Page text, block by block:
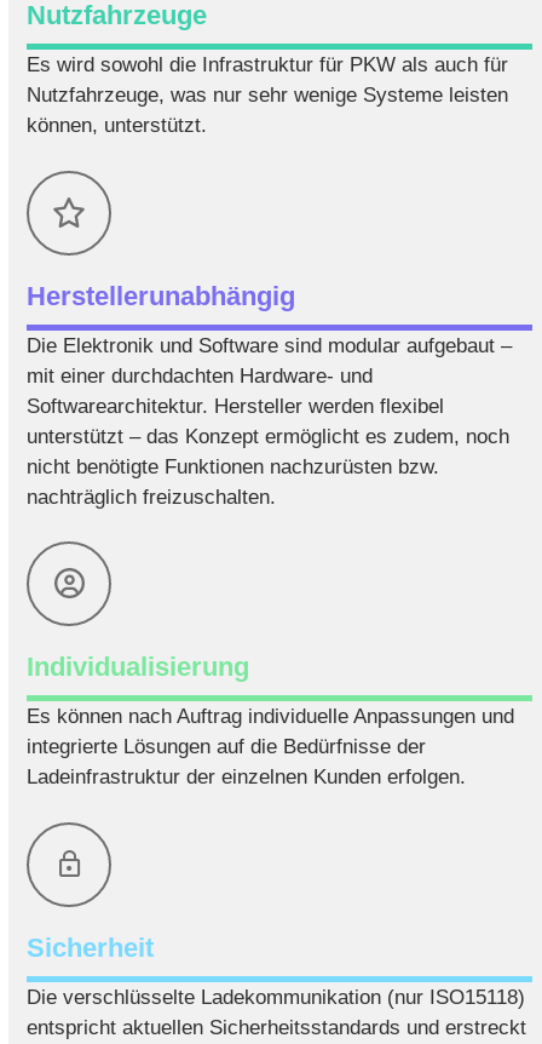
Nutzfahrzeuge
Es wird sowohl die Infrastruktur für PKW als auch für
Nutzfahrzeuge, was nur sehr wenige Systeme leisten
können, unterstützt.
Herstellerunabhängig
Die Elektronik und Software sind modular aufgebaut –
mit einer durchdachten Hardware- und
Softwarearchitektur. Hersteller werden flexibel
unterstützt – das Konzept ermöglicht es zudem, noch
nicht benötigte Funktionen nachzurüsten bzw.
nachträglich freizuschalten.
Individualisierung
Es können nach Auftrag individuelle Anpassungen und
integrierte Lösungen auf die Bedürfnisse der
Ladeinfrastruktur der einzelnen Kunden erfolgen.
Sicherheit
Die verschlüsselte Ladekommunikation (nur ISO15118)
entspricht aktuellen Sicherheitsstandards und erstreckt